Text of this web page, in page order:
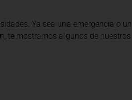
Ya sea una emergencia o un
te mostramos algunos de nuestros